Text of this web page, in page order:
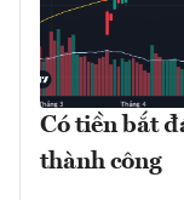
Có tiền bắt
thành công